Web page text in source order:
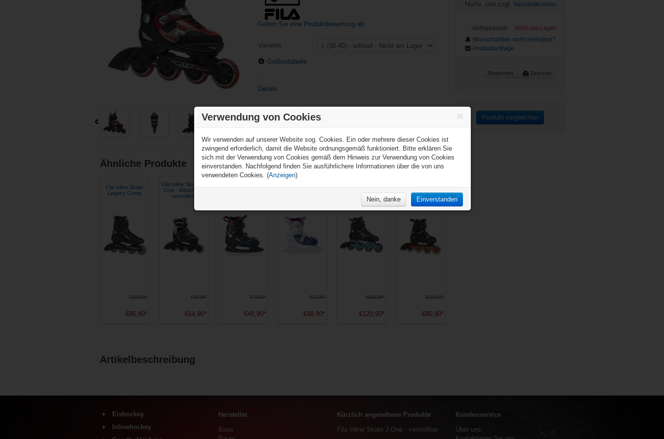
Geben Sie eine Produktbewertung ab.
Variante
Größentabelle
...
Details
Ähnliche Produkte
Fila Inline Skate
Legacy Comp
€119,90*
€96,90*
Fila Inline Skate X-
One - Mädchen -
verstellbar
€95,90*
€64,90*
Freizeitschlittschuh
€71,90*
€48,90*
Freizeitschlittschuh
€71,90*
€48,90*
Damen
€143,90*
€120,90*
Mädchen
€119,90*
€80,90*
Artikelbeschreibung
MwSt. und zzgl. Versandkosten
Verfügbarkeit:
Nicht am Lager
Wunschartikel nicht verfügbar?
Produktanfrage
Empfehlen Drucken
Produkt vergleichen
Verwendung von Cookies
Wir verwenden auf unserer Website sog. Cookies. Ein oder mehrere dieser Cookies ist
zwingend erforderlich, damit die Website ordnungsgemäß funktioniert. Bitte erklären Sie
sich mit der Verwendung von Cookies gemäß dem Hinweis zur Verwendung von Cookies
einverstanden. Nachfolgend finden Sie ausführlichere Informationen über die von uns
verwendeten Cookies. (Anzeigen)
Einverstanden
Nein, danke
Eishockey
Schlittschuhe
Schläger
Inlinehockey
Hersteller
Base
Kürzlich angesehene Produkte
Fila Inline Skate J-One - verstellbar
Kundenservice
Über uns